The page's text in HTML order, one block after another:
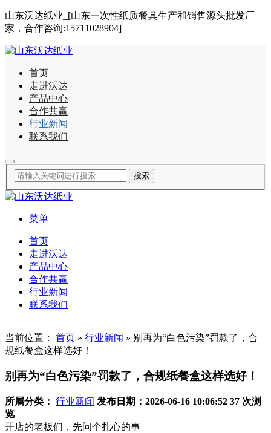
山东沃达纸业_[山东一次性纸质餐具生产和销售源头批发厂
家，合作咨询:15711028904]
首页
走进沃达
产品中心
合作共赢
行业新闻
联系我们
菜单
首页
走进沃达
产品中心
合作共赢
行业新闻
联系我们
当前位置： 首页 » 行业新闻 » 别再为“白色污染”罚款了，合
规纸餐盒这样选好！
别再为“白色污染”罚款了，合规纸餐盒这样选好！
所属分类： 行业新闻 发布日期：2026-06-16 10:06:52 37 次浏
览
开店的老板们，先问个扎心的事——